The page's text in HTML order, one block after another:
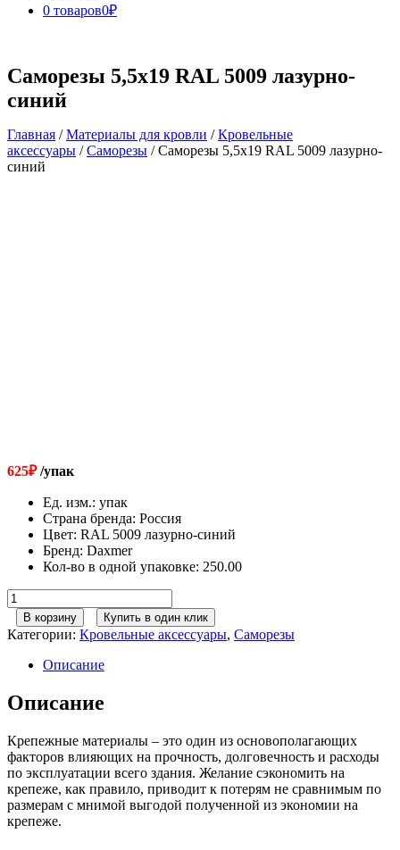
0 товаров0₽
Саморезы 5,5х19 RAL 5009 лазурно-
синий
Главная /Материалы для кровли /Кровельные
аксессуары /Саморезы / Саморезы 5,5х19 RAL 5009 лазурно-
синий
625₽/упак
Ед. изм.: упак
Страна бренда: Россия
Цвет: RAL 5009 лазурно-синий
Бренд: Daxmer
Кол-во в одной упаковке: 250.00
Количество
товара
Саморезы
5,5х19
RAL
лазурно-
синий
В корзину Купить в один клик
Категории: Кровельные аксессуары, Саморезы
Описание
Описание
Крепежные материалы – это один из основополагающих
факторов влияющих на прочность, долговечность и расходы
по эксплуатации всего здания. Желание сэкономить на
крепеже, как правило, приводит к потерям не сравнимым по
размерам с мнимой выгодой полученной из экономии на
крепеже.